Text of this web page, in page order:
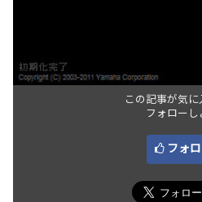
この記事が気に
フォローし
フォ